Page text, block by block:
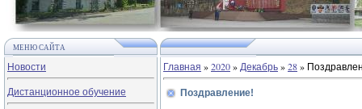
МЕНЮ САЙТА
Новости
Дистанционное обучение
Главная »2020» Декабрь»28»
Поздравление!